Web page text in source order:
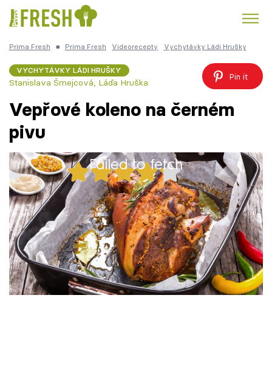
Česká kuchyně Čokoláda
Témata
Recepty
Články
TV Program
Škola vaření
Prima Fresh ■ Prima Fresh Videorecepty Vychytávky Ládi Hrušky
VYCHYTÁVKY LÁDI HRUŠKY
Stanislava Šmejcová Láďa Hruška
Pin it
Vepřové koleno na černém
pivu
Failed to fetch
32x
Vepřové koleno na černém pivu
1 porce 30 minut